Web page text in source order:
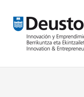
contenido